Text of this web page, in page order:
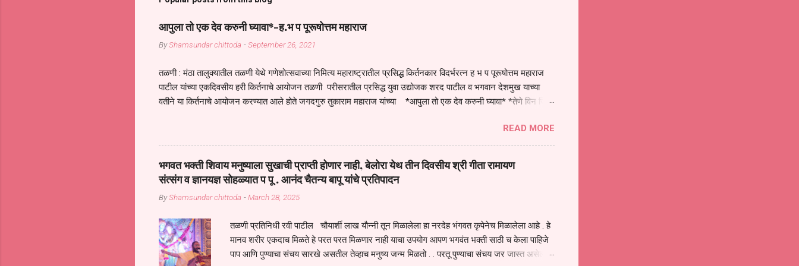
आपुला तो एक देव करुनी घ्यावा*-ह.भ प पूरूषोत्तम महाराज
ByShamsundar chittoda -September 26, 2021
तळणी : मंठा तालुक्यातील तळणी येथे गणेशोत्सवाच्या निमित्य महाराष्ट्रातील प्रसिद्ध किर्तनकार विदर्भरत्न ह भ प पूरूषोत्तम महाराज
पाटील यांच्या एकदिवसीय हरी किर्तनाचे आयोजन तळणी परीसरातील प्रसिद्ध युवा उद्योजक शरद पाटील व भगवान देशमुख याच्या
वतीने या किर्तनाचे आयोजन करण्यात आले होते जगदगुरु तुकाराम महाराज यांच्या *आपुला तो एक देव करुनी घ्यावा* *तेणे विन जिवा
जातीच्या परीक्षेचा काळ आहे धर्ममंडपात बसलेली लोक ही खरच भाग्यवान आहेत कोरोना सारख्या महामारीत आपंण जिवंत आहोत या
महामारीतून जर आपल्याला वाचायचे असेल तर धार्मीक विचाराचा आधार आपल्याला घ्यावाच लागेल महामारीच्या काळात वारकरी
सप्रदायच खूप मोठा आधार आहे सध्य स्थितीत मानव जातीची मानसीक अवस्था सक्षम असणे गरजेचे आहे कोरोना ने मानवी जीवनातील
गरजा कीती कमी आहेत यांची जाणीव आपल्या सगळ्याना करून दीली आहे मनुष्याच्या आयुष्यातील नामसाधना ही त्याच्यासाठी खूप मोठा
आधार असते परतू आज काल तीच साधना करण्याचा आळस आ...
READ MORE
भगवत भक्ती शिवाय मनुष्याला सुखाची प्राप्ती होणार नाही, बेलोरा येथ तीन दिवसीय श्री गीता रामायण
संत्संग व ज्ञानयज्ञ सोहळ्यात प पू . आनंद चैतन्य बापू यांचे प्रतिपादन
ByShamsundar chittoda -March 28, 2025
तळणी प्रतिनिधी रवी पाटील चौयार्शी लाख यौन्नी तून मिळालेला हा नरदेह भंगवत कृपेनेच मिळालेला आहे . हे
मानव शरीर एकदाच मिळते हे परत परत मिळणार नाही याचा उपयोग आपण भगवंत भक्ती साठी च केला पाहिजे
पाप आणि पुण्याचा संचय सारखे असतील तेव्हाच मनुष्य जन्म मिळतो . . परतू पुण्याचा संचय जर जास्त असेल